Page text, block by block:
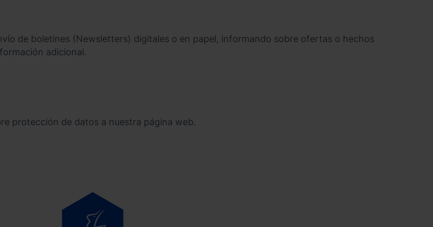
de boletines (Newsletters) digitales o en papel, informando sobre ofertas o hechos
adicional.
protección de datos a nuestra página web.